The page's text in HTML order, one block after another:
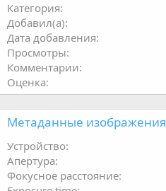
Категория
Добавил(а)
Дата добавления
Просмотры
Комментарии
Оценка
Метаданные изображения
Устройство
Апертура
Фокусное расстояние